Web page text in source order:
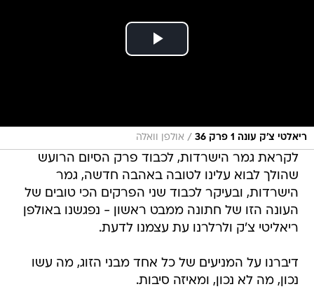
ריאלטי צ'ק עונה 1 פרק 36 / אולפן וואלה
לקראת גמר הישרדות, לכבוד פרק הסיום הרועש
שהולך לבוא עלינו לטובה באהבה חדשה, גמר
הישרדות, ובעיקר לכבוד שני הפרקים הכי טובים של
העונה הזו של חתונה ממבט ראשון - נפגשנו באולפן
ריאליטי צ'ק ולרלרנו עת עצמנו לדעת.
דיברנו על המניעים של כל אחד מבני הזוג, מה עשו
נכון, מה לא נכון, ומאיזה סיבות.